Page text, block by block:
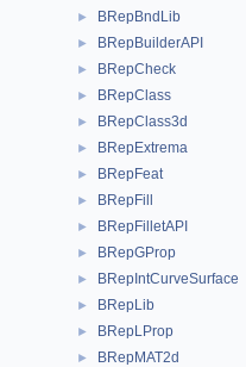
► BRepBndLib
► BRepBuilderAPI
► BRepCheck
► BRepClass
► BRepClass3d
► BRepExtrema
► BRepFeat
► BRepFill
► BRepFilletAPI
► BRepGProp
► BRepIntCurveSurface
► BRepLib
► BRepLProp
► BRepMAT2d